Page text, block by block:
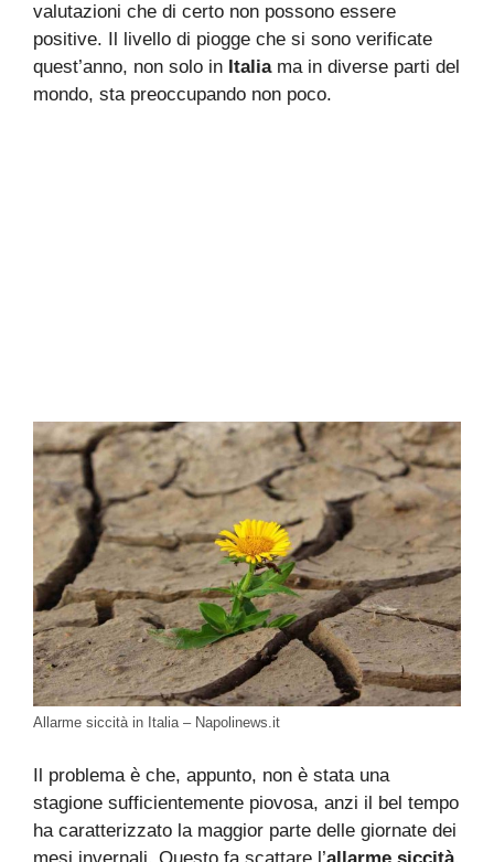
valutazioni che di certo non possono essere
positive. Il livello di piogge che si sono verificate
quest’anno, non solo in Italiama in diverse parti del
mondo, sta preoccupando non poco.
Allarme siccità in Italia – Napolinews.it
Il problema è che, appunto, non è stata una
stagione sufficientemente piovosa, anzi il bel tempo
ha caratterizzato la maggior parte delle giornate dei
mesi invernali. Questo fa scattare l’allarme siccità.